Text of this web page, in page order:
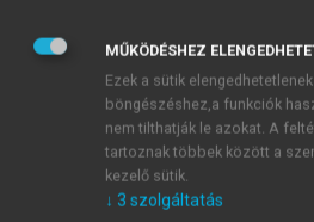
tanácsokkal kell ellátni a
A felkészülés fontos
erőforrások, a szükséges
eszközök mennyiségi és
katasztrófa során óriási
antidotumokra, infúziókra, védő-
eszközökre, oxigénre,
MŰKÖDÉSHEZ
Ezek a sütik
böngészéshez,a funkciók
nem tilthatják le azokat. A
tartoznak többek között a
kezelő sütik.
↓ 3 szolgáltatás